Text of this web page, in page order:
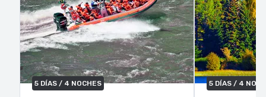
5 DÍAS / 4 NOCHES 5 DÍAS / 4